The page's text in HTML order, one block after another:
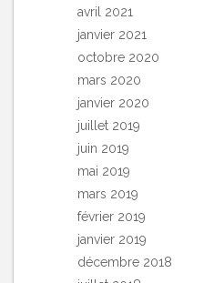
avril 2021
janvier 2021
octobre 2020
mars 2020
janvier 2020
juillet 2019
juin 2019
mai 2019
mars 2019
février 2019
janvier 2019
décembre 2018